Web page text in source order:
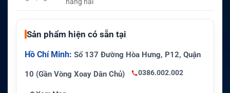
Sản phẩm hiện có sẵn tại
Hồ Chí Minh: Số 137 Đường Hòa Hưng, P12, Quận
10 (Gần Vòng Xoay Dân Chủ) 0386.002.002